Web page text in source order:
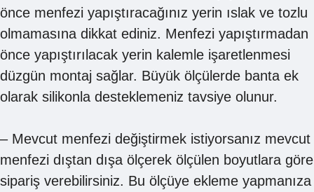
önce menfezi yapıştıracağınız yerin ıslak ve tozlu
olmamasına dikkat ediniz. Menfezi yapıştırmadan
önce yapıştırılacak yerin kalemle işaretlenmesi
düzgün montaj sağlar. Büyük ölçülerde banta ek
olarak silikonla desteklemeniz tavsiye olunur.
– Mevcut menfezi değiştirmek istiyorsanız mevcut
menfezi dıştan dışa ölçerek ölçülen boyutlara göre
sipariş verebilirsiniz. Bu ölçüye ekleme yapmanıza